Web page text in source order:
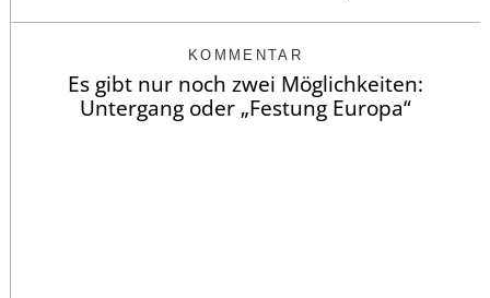
KOMMENTAR
Es gibt nur noch zwei Möglichkeiten:
Untergang oder „Festung Europa“